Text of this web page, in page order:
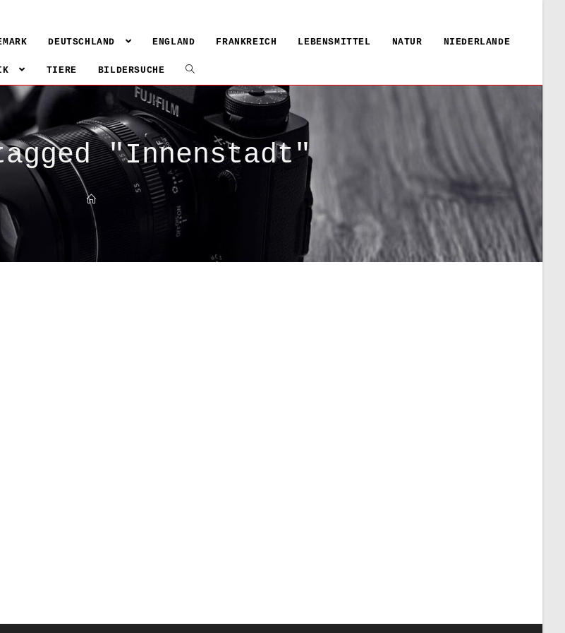
DEUTSCHLAND ENGLAND FRANKREICH LEBENSMITTEL NATUR NIEDERLANDE
TIERE BILDERSUCHE
"Innenstadt"